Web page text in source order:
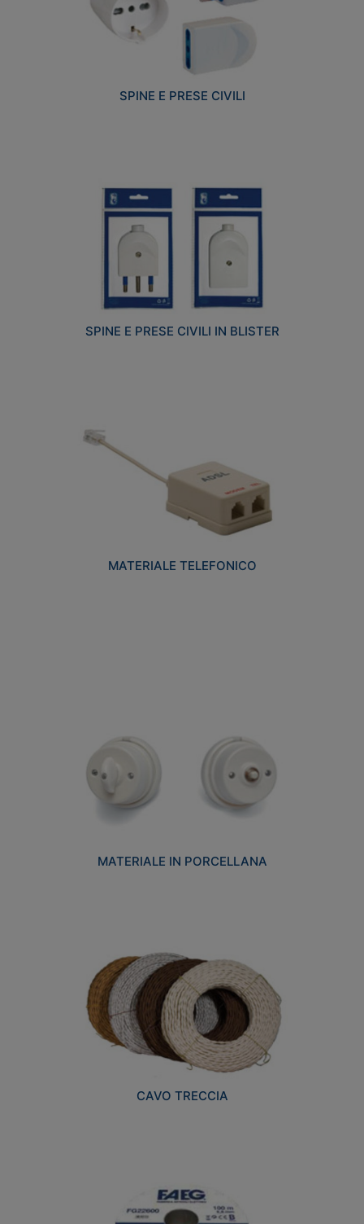
SPINE E PRESE CIVILI
SPINE E PRESE CIVILI IN BLISTER
MATERIALE TELEFONICO
MATERIALE IN PORCELLANA
CAVO TRECCIA